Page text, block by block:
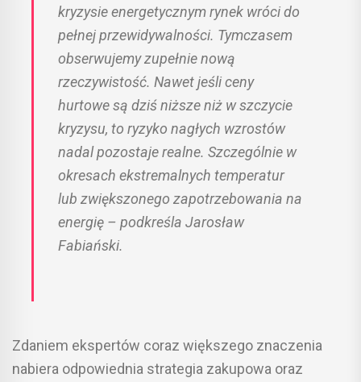
kryzysie energetycznym rynek wróci do
pełnej przewidywalności. Tymczasem
obserwujemy zupełnie nową
rzeczywistość. Nawet jeśli ceny
hurtowe są dziś niższe niż w szczycie
kryzysu, to ryzyko nagłych wzrostów
nadal pozostaje realne. Szczególnie w
okresach ekstremalnych temperatur
lub zwiększonego zapotrzebowania na
energię – podkreśla Jarosław
Fabiański.
Zdaniem ekspertów coraz większego znaczenia
nabiera odpowiednia strategia zakupowa oraz